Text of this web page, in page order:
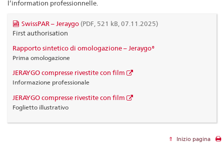
l’information professionnelle.
SwissPAR – Jeraygo (PDF, 521 kB, 07.11.2025)
First authorisation
Rapporto sintetico di omologazione – Jeraygo®
Prima omologazione
JERAYGO compresse rivestite con film
Informazione professionale
JERAYGO compresse rivestite con film
Foglietto illustrativo
Inizio pagina